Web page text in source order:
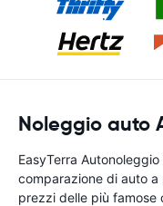
Noleggio auto
EasyTerra
comparazione di auto
prezzi delle più famose